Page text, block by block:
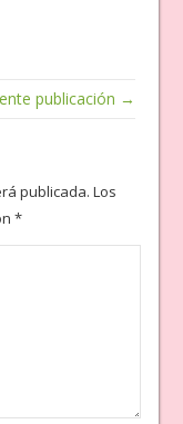
publicación →
publicada. Los
*